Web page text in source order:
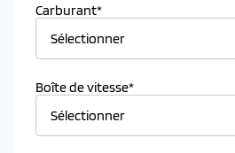
Carburant*
Boîte de vitesse*